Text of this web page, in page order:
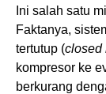
Ini salah satu
Faktanya,
tertutup (closed
kompresor ke
berkurang